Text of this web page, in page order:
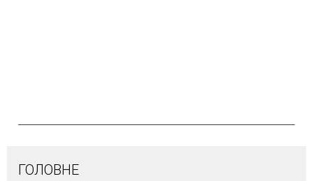
ГОЛОВНЕ